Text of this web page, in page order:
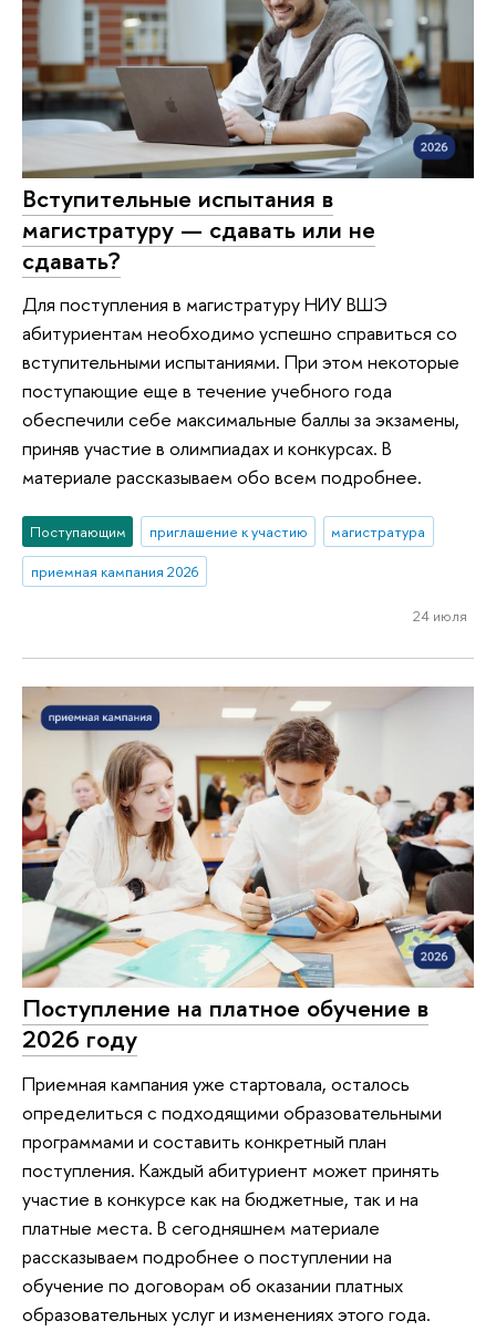
Вступительные испытания в
магистратуру — сдавать или не
сдавать?
Для поступления в магистратуру НИУ ВШЭ
абитуриентам необходимо успешно справиться со
вступительными испытаниями. При этом некоторые
поступающие еще в течение учебного года
обеспечили себе максимальные баллы за экзамены,
приняв участие в олимпиадах и конкурсах. В
материале рассказываем обо всем подробнее.
Поступающим приглашение к участию
магистратура
приемная кампания 2026
24 июля
Поступление на платное обучение в
2026 году
Приемная кампания уже стартовала, осталось
определиться с подходящими образовательными
программами и составить конкретный план
поступления. Каждый абитуриент может принять
участие в конкурсе как на бюджетные, так и на
платные места. В сегодняшнем материале
рассказываем подробнее о поступлении на
обучение по договорам об оказании платных
образовательных услуг и изменениях этого года.